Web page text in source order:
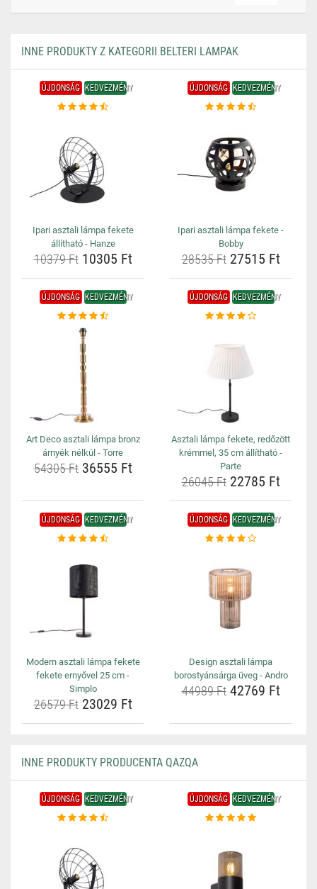
INNE PRODUKTY Z KATEGORII BELTERI LAMPAK
ÚJDONSÁG KEDVEZMÉNY
Ipari asztali lámpa fekete
állítható - Hanze
10379 Ft10305 Ft
ÚJDONSÁG KEDVEZMÉNY
Ipari asztali lámpa fekete -
Bobby
28535 Ft27515 Ft
ÚJDONSÁG KEDVEZMÉNY
Art Deco asztali lámpa bronz
árnyék nélkül - Torre
54305 Ft36555 Ft
ÚJDONSÁG KEDVEZMÉNY
Asztali lámpa fekete, redőzött
krémmel, 35 cm állítható -
Parte
26045 Ft22785 Ft
ÚJDONSÁG KEDVEZMÉNY
Modern asztali lámpa fekete
fekete ernyővel 25 cm -
Simplo
26579 Ft23029 Ft
ÚJDONSÁG KEDVEZMÉNY
Design asztali lámpa
borostyánsárga üveg - Andro
44989 Ft42769 Ft
INNE PRODUKTY PRODUCENTA QAZQA
ÚJDONSÁG KEDVEZMÉNY ÚJDONSÁG KEDVEZMÉNY